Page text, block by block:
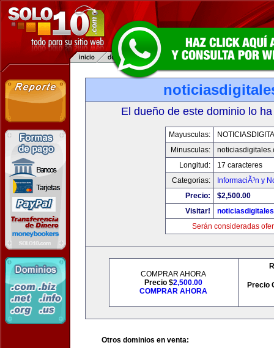
El dueño de este dominio lo
Mayusculas:
Minusculas:
Longitud:
17 caracteres
Categorias:
InformaciÃ³n y
Precio:
$2,500.00
Visitar!
Serán consideradas
COMPRAR AHORA
Precio $2,500.00
COMPRAR AHORA
Precio
Otros dominios en venta: